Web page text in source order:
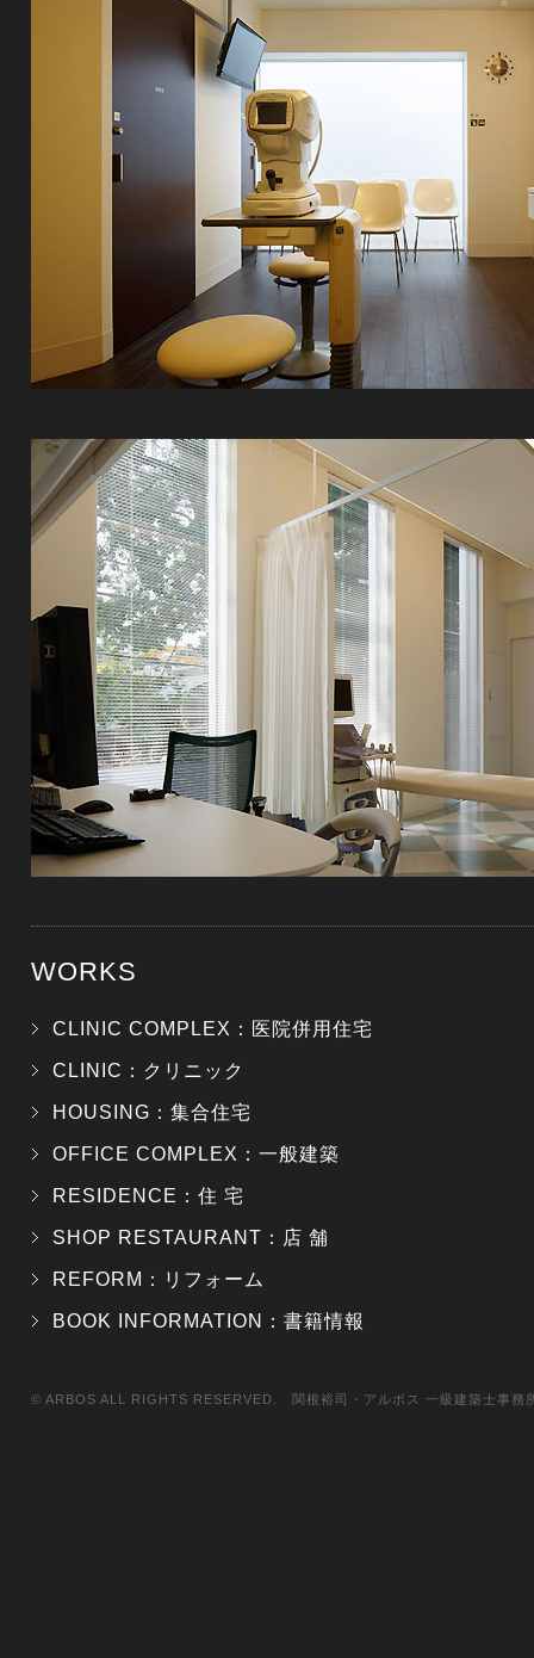
WORKS
CLINIC COMPLEX：医院併用住宅
CLINIC：クリニック
HOUSING：集合住宅
OFFICE COMPLEX：一般建築
RESIDENCE：住 宅
SHOP RESTAURANT：店 舗
REFORM：リフォーム
BOOK INFORMATION：書籍情報
© ARBOS ALL RIGHTS RESERVED. 関根裕司・アルボス 一級建築士事務